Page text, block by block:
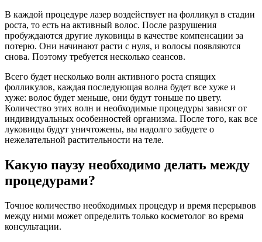
В каждой процедуре лазер воздействует на фолликул в стадии
роста, то есть на активный волос. После разрушения
пробуждаются другие луковицы в качестве компенсации за
потерю. Они начинают расти с нуля, и волосы появляются
снова. Поэтому требуется несколько сеансов.
Всего будет несколько волн активного роста спящих
фолликулов, каждая последующая волна будет все хуже и
хуже: волос будет меньше, они будут тоньше по цвету.
Количество этих волн и необходимые процедуры зависят от
индивидуальных особенностей организма. После того, как все
луковицы будут уничтожены, вы надолго забудете о
нежелательной растительности на теле.
Какую паузу необходимо делать между
процедурами?
Точное количество необходимых процедур и время перерывов
между ними может определить только косметолог во время
консультации.